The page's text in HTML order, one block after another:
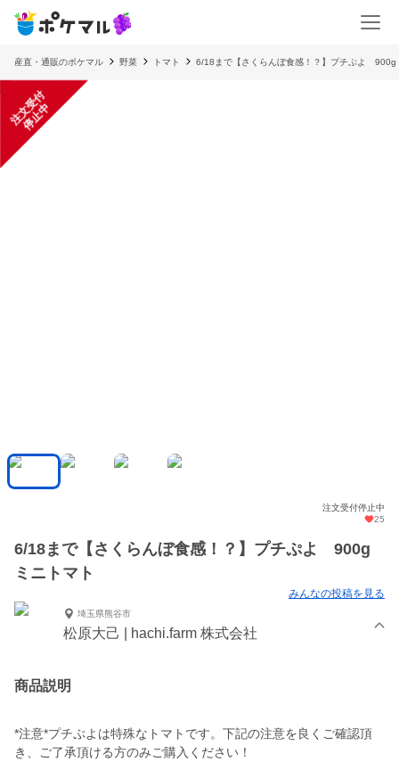
産直・通販のポケマル 野菜 トマト 6/18まで【さくらんぼ食感！？】プチぷよ 900g
注
文
受
付
停
止
中
注文受付停止中
25
6/18まで【さくらんぼ食感！？】プチぷよ 900g
ミニトマト
みんなの投稿を見る
埼玉県熊谷市
松原大己 | hachi.farm 株式会社
商品説明
*注意*プチぷよは特殊なトマトです。下記の注意を良くご確認頂
き、ご了承頂ける方のみご購入ください！